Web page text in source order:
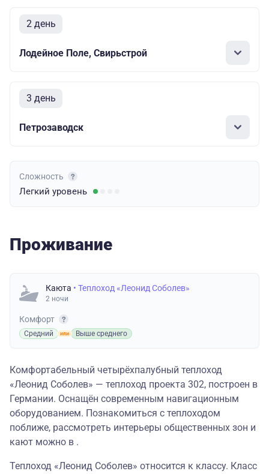
2 день
Лодейное Поле, Свирьстрой
3 день
Петрозаводск
Сложность
Легкий уровень
Проживание
Каюта • Теплоход «Леонид Соболев»
2 ночи
Комфорт
Средний Выше среднего
Комфортабельный четырёхпалубный теплоход
«Леонид Соболев» — теплоход проекта 302, построен в
Германии. Оснащён современным навигационным
оборудованием. Познакомиться с теплоходом
поближе, рассмотреть интерьеры общественных зон и
кают можно в .
Теплоход «Леонид Соболев» относится к классу. Класс